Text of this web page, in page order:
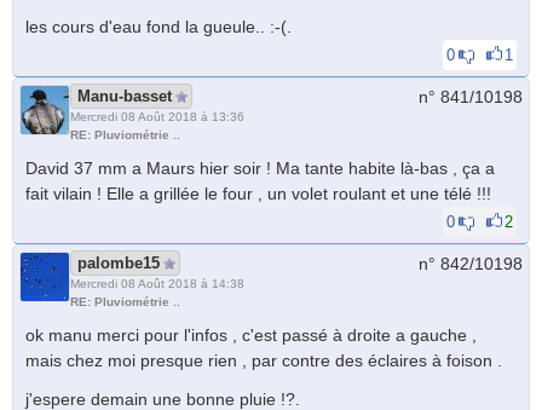
les cours d'eau fond la gueule.. :-(.
0 1
Manu-basset
Mercredi 08 Août 2018 à 13:36
RE: Pluviométrie ..
n° 841/10198
David 37 mm a Maurs hier soir ! Ma tante habite là-bas , ça a
fait vilain ! Elle a grillée le four , un volet roulant et une télé !!!
0 2
palombe15
Mercredi 08 Août 2018 à 14:38
RE: Pluviométrie ..
n° 842/10198
ok manu merci pour l'infos , c'est passé à droite a gauche ,
mais chez moi presque rien , par contre des éclaires à foison .
j'espere demain une bonne pluie !?.